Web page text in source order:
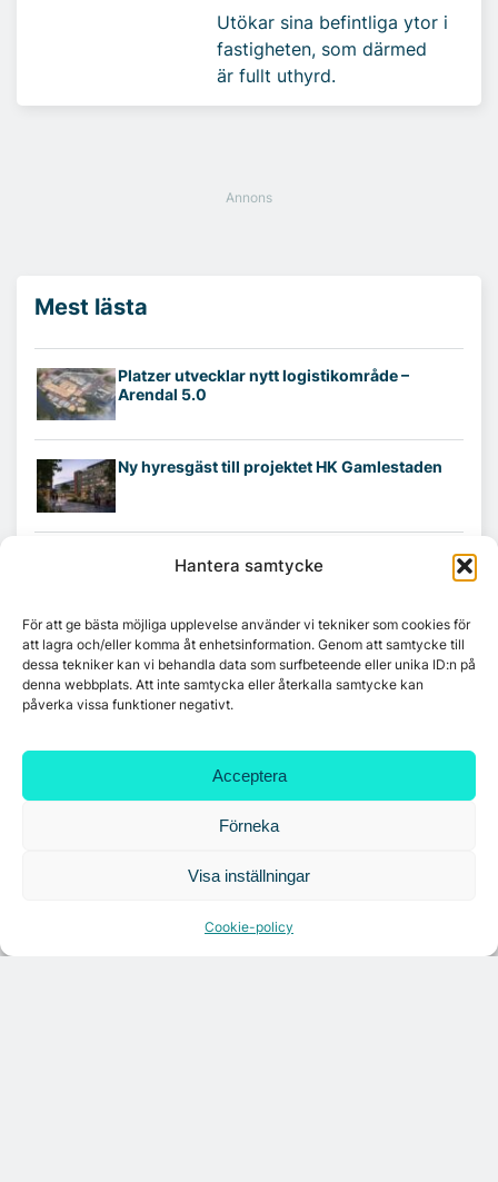
Hantera samtycke
För att ge bästa möjliga upplevelse använder vi tekniker som cookies för
att lagra och/eller komma åt enhetsinformation. Genom att samtycke till
dessa tekniker kan vi behandla data som surfbeteende eller unika ID:n på
denna webbplats. Att inte samtycka eller återkalla samtycke kan
påverka vissa funktioner negativt.
Acceptera
Förneka
Visa inställningar
Cookie-policy
Utökar sina befintliga ytor i
fastigheten, som därmed
är fullt uthyrd.
Mest lästa
Platzer utvecklar nytt logistikområde –
Arendal 5.0
Ny hyresgäst till projektet HK Gamlestaden
7A återöppnar mötesvåning på Vasagatan
Tandem Health flyttar till Kungsgatan